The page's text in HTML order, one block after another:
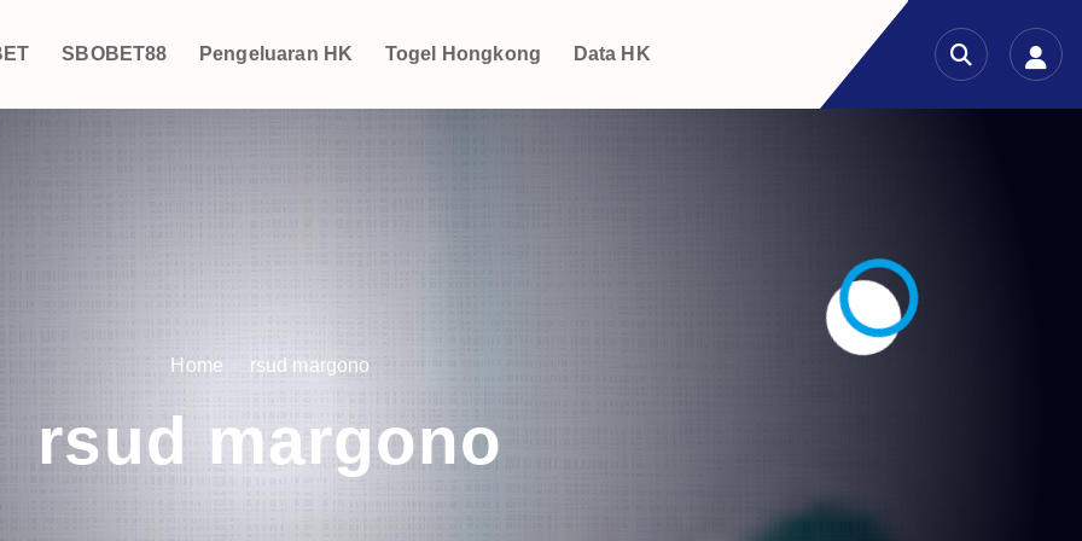
SBOBET88 Pengeluaran HK Togel Hongkong Data HK
Home rsud margono
rsud margono